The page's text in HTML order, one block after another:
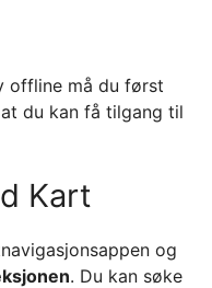
offline må du først
du kan få tilgang til
Kart
og
. Du kan søke